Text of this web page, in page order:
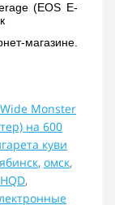
(EOS Е-
магазине.
Wide Monster
на 600
куви
, омск,
,